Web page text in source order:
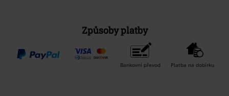
Způsoby platby
Bankovní převod Platba na dobírku